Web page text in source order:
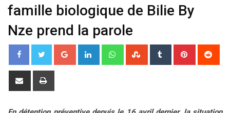
famille biologique de Bilie By
Nze prend la parole
o
i
h
t
u
i
e
h
r